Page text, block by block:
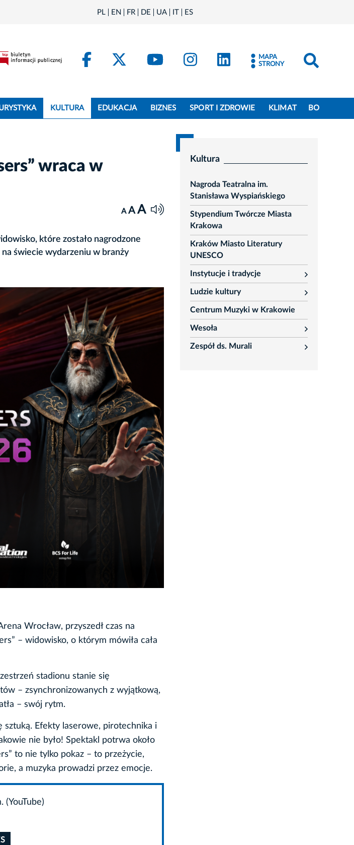
PL EN FR DE UA IT ES
FacebookKraków - X
Kraków - YouTube
Kraków - Instagram
Kraków - LinkedIn
MAPA
STRONY
KULTURA EDUKACJA BIZNES SPORT I ZDROWIE KLIMAT BO
wraca w
A A A
które zostało nagrodzone
świecie wydarzeniu w branży
Wrocław, przyszedł czas na
– widowisko, o którym mówiła cała
stadionu stanie się
– zsynchronizowanych z wyjątkową,
– swój rytm.
Efekty laserowe, pirotechnika i
nie było! Spektakl potrwa około
to nie tylko pokaz – to przeżycie,
a muzyka prowadzi przez emocje.
Kultura
Nagroda Teatralna im.
Stanisława Wyspiańskiego
Stypendium Twórcze Miasta
Krakowa
Kraków Miasto Literatury
UNESCO
Instytucje i tradycje
rozwiń
Ludzie kultury
rozwiń
Centrum Muzyki w Krakowie
Wesoła
rozwiń
Zespół ds. Murali
rozwiń